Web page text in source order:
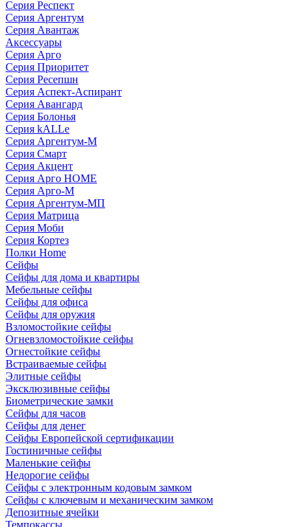
Серия Респект
Серия Аргентум
Серия Авантаж
Аксессуары
Серия Арго
Серия Приоритет
Серия Ресепшн
Серия Аспект-Аспирант
Серия Авангард
Серия Болонья
Серия kALLe
Серия Аргентум-М
Серия Смарт
Серия Акцент
Серия Арго HOME
Серия Арго-М
Серия Аргентум-МП
Серия Матрица
Серия Моби
Серия Кортез
Полки Home
Сейфы
Сейфы для дома и квартиры
Мебельные сейфы
Сейфы для офиса
Сейфы для оружия
Взломостойкие сейфы
Огневзломостойкие сейфы
Огнестойкие сейфы
Встраиваемые сейфы
Элитные сейфы
Эксклюзивные сейфы
Биометрические замки
Сейфы для часов
Сейфы для денег
Сейфы Европейской сертификации
Гостиничные сейфы
Маленькие сейфы
Недорогие сейфы
Сейфы с электронным кодовым замком
Сейфы с ключевым и механическим замком
Депозитные ячейки
Темпокассы